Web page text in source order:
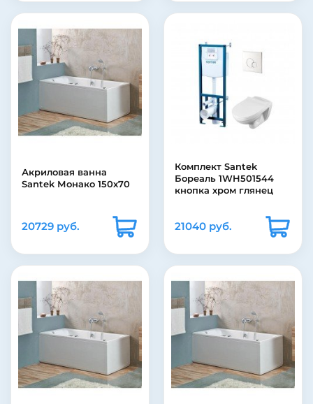
Акриловая ванна
Santek Монако 150х70
20729 руб.
Комплект Santek
Бореаль 1WH501544
кнопка хром глянец
21040 руб.